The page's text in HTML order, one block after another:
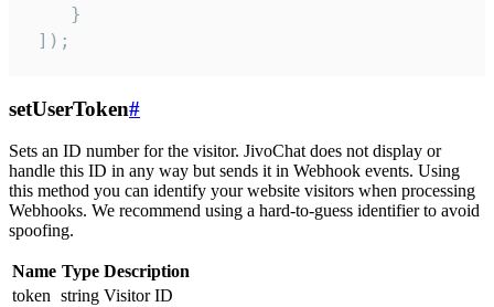
    }
]);
setUserToken#
Sets an ID number for the visitor. JivoChat does not display or
handle this ID in any way but sends it in Webhook events. Using
this method you can identify your website visitors when processing
Webhooks. We recommend using a hard-to-guess identifier to avoid
spoofing.
Name Type Description
token string Visitor ID